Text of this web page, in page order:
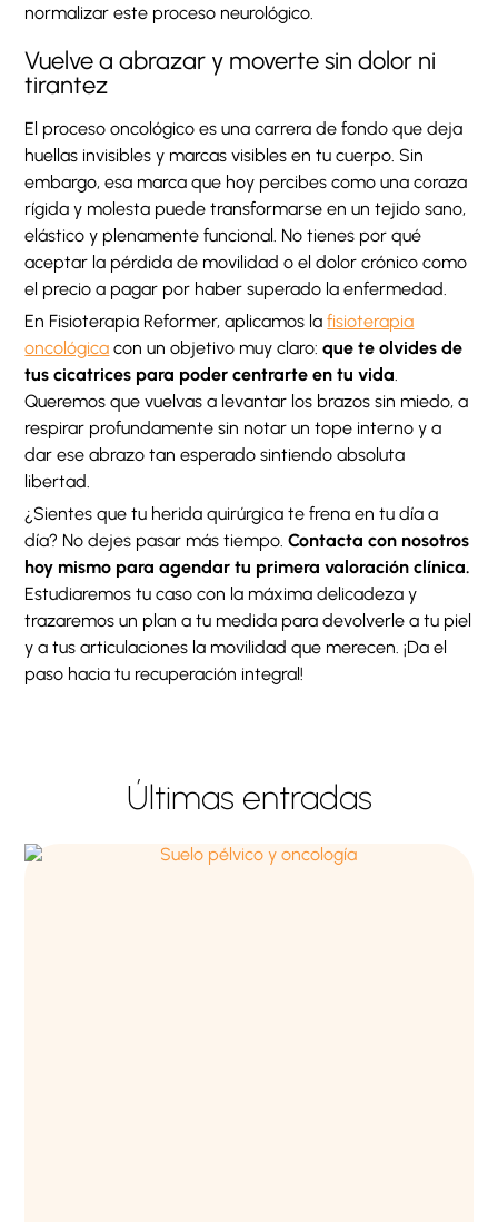
normalizar este proceso neurológico.
Vuelve a abrazar y moverte sin dolor ni
tirantez
El proceso oncológico es una carrera de fondo que deja
huellas invisibles y marcas visibles en tu cuerpo. Sin
embargo, esa marca que hoy percibes como una coraza
rígida y molesta puede transformarse en un tejido sano,
elástico y plenamente funcional. No tienes por qué
aceptar la pérdida de movilidad o el dolor crónico como
el precio a pagar por haber superado la enfermedad.
En Fisioterapia Reformer, aplicamos lafisioterapia
oncológica con un objetivo muy claro:que te olvides de
tus cicatrices para poder centrarte en tu vida
Queremos que vuelvas a levantar los brazos sin miedo, a
respirar profundamente sin notar un tope interno y a
dar ese abrazo tan esperado sintiendo absoluta
libertad.
¿Sientes que tu herida quirúrgica te frena en tu día a
día? No dejes pasar más tiempo.Contacta con nosotros
hoy mismo para agendar tu primera valoración clínica.
Estudiaremos tu caso con la máxima delicadeza y
trazaremos un plan a tu medida para devolverle a tu piel
y a tus articulaciones la movilidad que merecen. ¡Da el
paso hacia tu recuperación integral!
Últimas entradas